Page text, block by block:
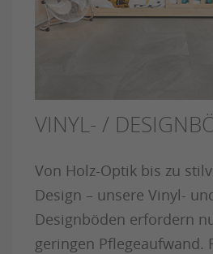
VINYL- /
Von Holz-Optik bis zu
Design – unsere Vinyl-
Designböden erfordern
geringen Pflegeaufwand.